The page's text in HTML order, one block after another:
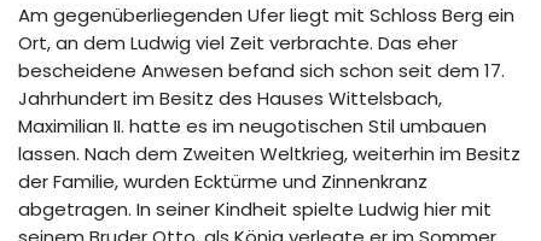
Am gegenüberliegenden Ufer liegt mit Schloss Berg ein
Ort, an dem Ludwig viel Zeit verbrachte. Das eher
bescheidene Anwesen befand sich schon seit dem 17.
Jahrhundert im Besitz des Hauses Wittelsbach,
Maximilian II. hatte es im neugotischen Stil umbauen
lassen. Nach dem Zweiten Weltkrieg, weiterhin im Besitz
der Familie, wurden Ecktürme und Zinnenkranz
abgetragen. In seiner Kindheit spielte Ludwig hier mit